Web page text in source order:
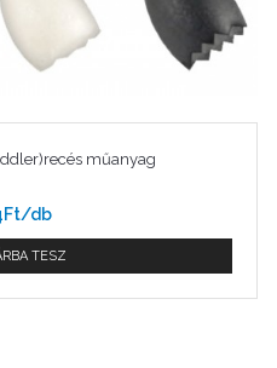
műanyag
db
TESZ